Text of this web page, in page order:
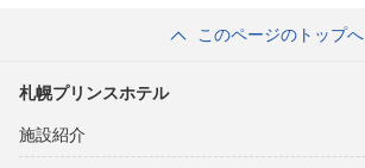
このページのトップへ
札幌プリンスホテル
施設紹介